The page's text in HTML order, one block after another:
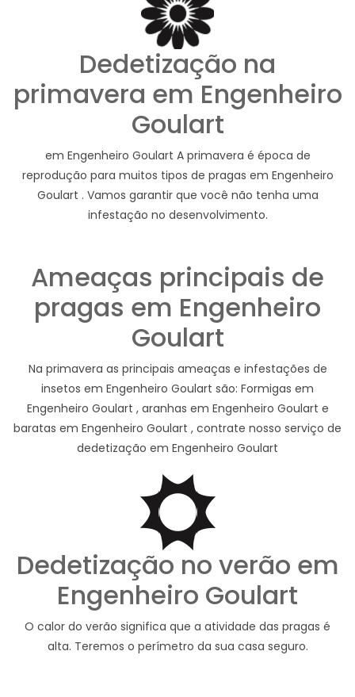
Dedetização na
primavera em Engenheiro
Goulart
em Engenheiro Goulart A primavera é época de
reprodução para muitos tipos de pragas em Engenheiro
Goulart . Vamos garantir que você não tenha uma
infestação no desenvolvimento.
Ameaças principais de
pragas em Engenheiro
Goulart
Na primavera as principais ameaças e infestações de
insetos em Engenheiro Goulart são: Formigas em
Engenheiro Goulart , aranhas em Engenheiro Goulart e
baratas em Engenheiro Goulart , contrate nosso serviço de
dedetização em Engenheiro Goulart
Dedetização no verão em
Engenheiro Goulart
O calor do verão significa que a atividade das pragas é
alta. Teremos o perímetro da sua casa seguro.